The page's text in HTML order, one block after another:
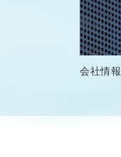
会社情報